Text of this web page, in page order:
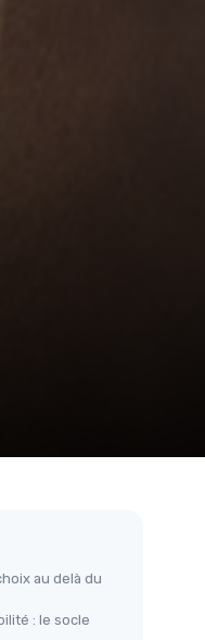
au delà du
: le socle